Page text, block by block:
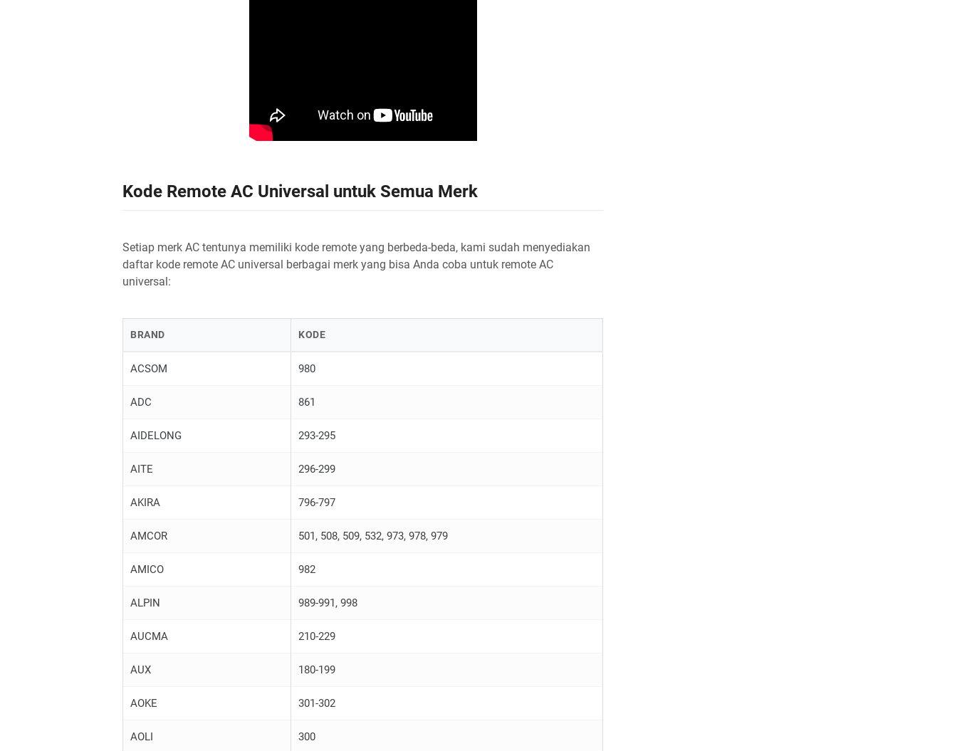
Kode Remote AC Universal untuk Semua Merk
Setiap merk AC tentunya memiliki kode remote yang berbeda-beda, kami sudah menyediakan
daftar kode remote AC universal berbagai merk yang bisa Anda coba untuk remote AC
universal:
BRAND KODE
ACSOM 980
ADC 861
AIDELONG 293-295
AITE 296-299
AKIRA 796-797
AMCOR 501, 508, 509, 532, 973, 978, 979
AMICO 982
ALPIN 989-991, 998
AUCMA 210-229
AUX 180-199
AOKE 301-302
AOLI 300